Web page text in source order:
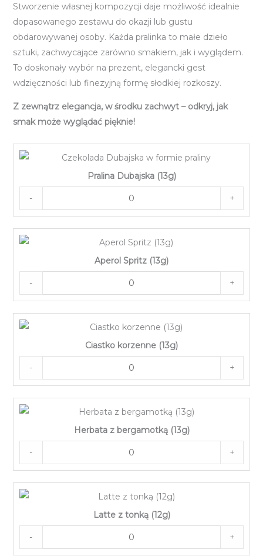
Stworzenie własnej kompozycji daje możliwość idealnie
dopasowanego zestawu do okazji lub gustu
obdarowywanej osoby. Każda pralinka to małe dzieło
sztuki, zachwycające zarówno smakiem, jak i wyglądem.
To doskonały wybór na prezent, elegancki gest
wdzięczności lub finezyjną formę słodkiej rozkoszy.
Z zewnątrz elegancja, w środku zachwyt – odkryj, jak
smak może wyglądać pięknie!
Pralina Dubajska (13g)
- +
Aperol Spritz (13g)
- +
Ciastko korzenne (13g)
- +
Herbata z bergamotką (13g)
- +
Latte z tonką (12g)
- +